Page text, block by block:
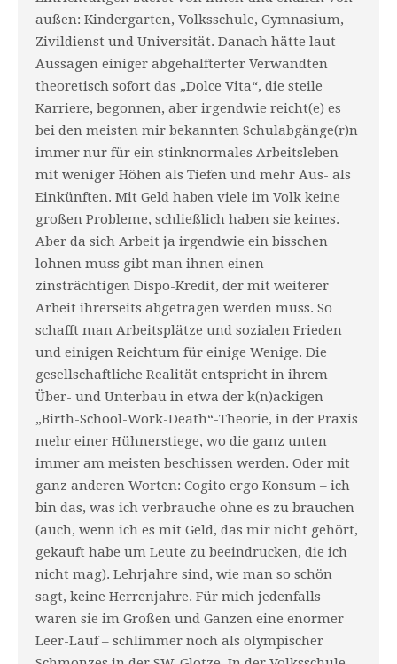
außen: Kindergarten, Volksschule, Gymnasium,
Zivildienst und Universität. Danach hätte laut
Aussagen einiger abgehalfterter Verwandten
theoretisch sofort das „Dolce Vita“, die steile
Karriere, begon­nen, aber irgendwie reicht(e) es
bei den meisten mir bekannten Schulabgänge(r)n
immer nur für ein stinknormales Arbeitsleben
mit weniger Höhen als Tiefen und mehr Aus- als
Einkünften. Mit Geld haben viele im Volk keine
großen Probleme, schließlich haben sie keines.
Aber da sich Arbeit ja irgendwie ein bisschen
lohnen muss gibt man ihnen einen
zinsträchtigen Dispo-Kredit, der mit weiterer
Arbeit ihrerseits abgetragen werden muss. So
schafft man Arbeitsplätze und sozialen Frieden
und einigen Reichtum für einige Wenige. Die
gesellschaftliche Realität entspricht in ihrem
Über- und Unterbau in etwa der k(n)ackigen
„Birth-School-Work-Death“-Theorie, in der Praxis
mehr einer Hühnerstiege, wo die ganz unten
immer am meisten beschissen werden. Oder mit
ganz anderen Worten: Cogito ergo Konsum – ich
bin das, was ich verbrauche ohne es zu brauchen
(auch, wenn ich es mit Geld, das mir nicht gehört,
gekauft habe um Leute zu beeindrucken, die ich
nicht mag). Lehrjahre sind, wie man so schön
sagt, keine Herrenjahre. Für mich jedenfalls
waren sie im Großen und Ganzen eine enormer
Leer-Lauf – schlimmer noch als olympischer